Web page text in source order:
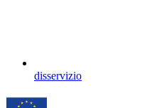
disservizio